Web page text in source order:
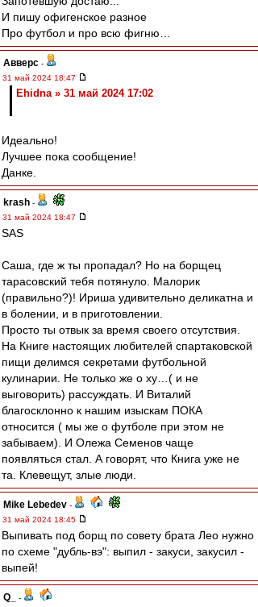
И пишу офигенское разное
Про футбол и про всю фигню…
Авверс -
31 май 2024 18:47
Ehidna » 31 май 2024 17:02
Идеально!
Лучшее пока сообщение!
Данке.
krash -
31 май 2024 18:47
SAS
Саша, где ж ты пропадал? Но на борщец
тарасовский тебя потянуло. Малорик
(правильно?)! Ириша удивительно деликатна и
в болении, и в приготовлении.
Просто ты отвык за время своего отсутствия.
На Книге настоящих любителей спартаковской
пищи делимся секретами футбольной
кулинарии. Не только же о ху…( и не
выговорить) рассуждать. И Виталий
благосклонно к нашим изыскам ПОКА
относится ( мы же о футболе при этом не
забываем). И Олежа Семенов чаще
появляться стал. А говорят, что Книга уже не
та. Клевещут, злые люди.
Mike Lebedev -
31 май 2024 18:45
Выпивать под борщ по совету брата Лео нужно
по схеме "дубль-вэ": выпил - закуси, закусил -
выпей!
Q_
-